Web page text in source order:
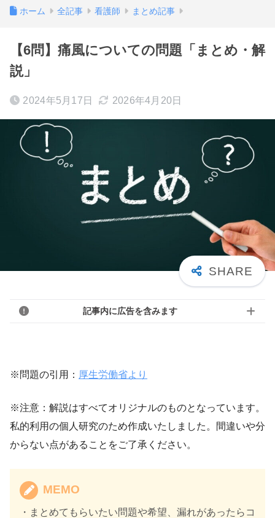
ホーム 全記事 看護師 まとめ記事
【6問】痛風についての問題「まとめ・解
説」
2024年5月17日 2026年4月20日
記事内に広告を含みます
※問題の引用： 厚生労働省より
※注意：解説はすべてオリジナルのものとなっています。
私的利用の個人研究のため作成いたしました。間違いや分
からない点があることをご了承ください。
MEMO
・まとめてもらいたい問題や希望、漏れがあったらコ